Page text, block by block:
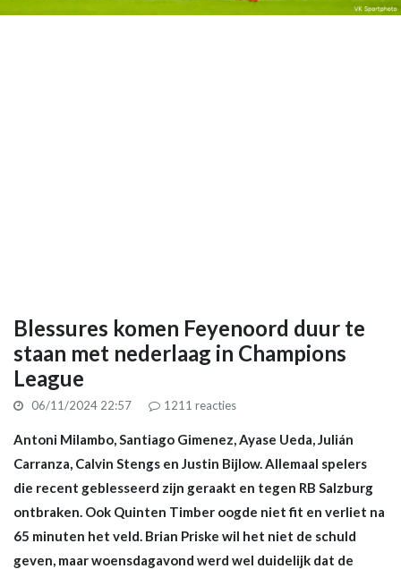
Blessures komen Feyenoord duur te
staan met nederlaag in Champions
League
06/11/2024 22:57 1211 reacties
Antoni Milambo, Santiago Gimenez, Ayase Ueda, Julián
Carranza, Calvin Stengs en Justin Bijlow. Allemaal spelers
die recent geblesseerd zijn geraakt en tegen RB Salzburg
ontbraken. Ook Quinten Timber oogde niet fit en verliet na
65 minuten het veld. Brian Priske wil het niet de schuld
geven, maar woensdagavond werd wel duidelijk dat de